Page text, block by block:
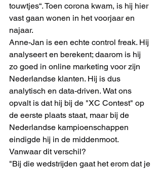
touwtjes“. Toen corona kwam, is hij hier
vast gaan wonen in het voorjaar en
najaar.
Anne-Jan is een echte control freak. Hij
analyseert en berekent; daarom is hij
zo goed in online marketing voor zijn
Nederlandse klanten. Hij is dus
analytisch en data-driven. Wat ons
opvalt is dat hij bij de "XC Contest" op
de eerste plaats staat, maar bij de
Nederlandse kampioenschappen
eindigde hij in de middenmoot.
Vanwaar dit verschil?
"Bij die wedstrijden gaat het erom dat je